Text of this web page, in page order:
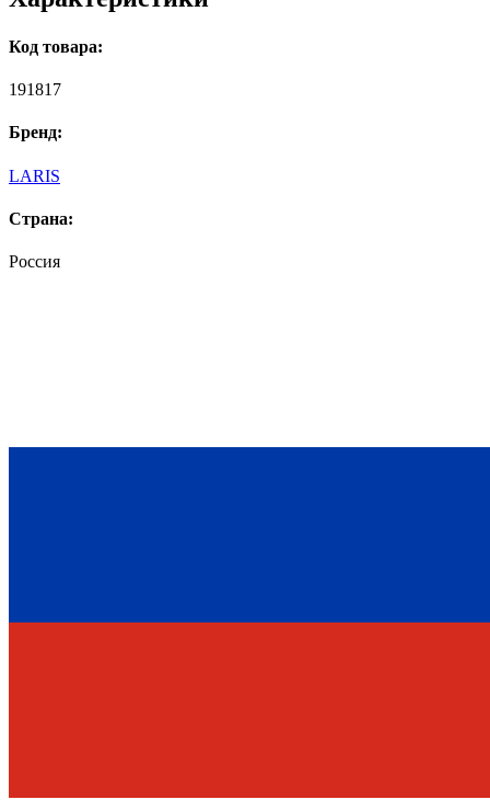
Код товара:
191817
Бренд:
LARIS
Страна:
Россия